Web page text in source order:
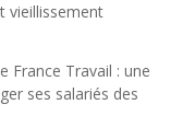
vieillissement
France Travail : une
ses salariés des